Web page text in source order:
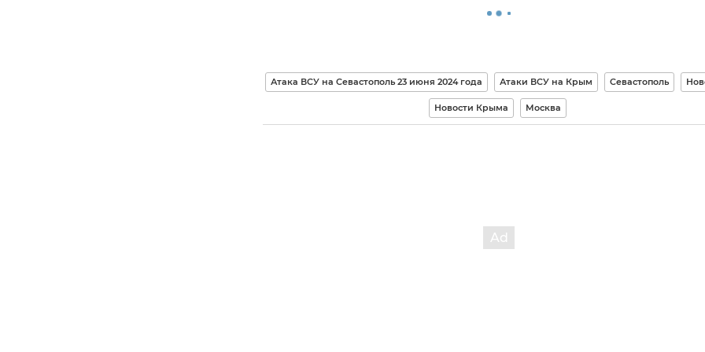
Атака ВСУ на Севастополь 23 июня 2024 года Атаки ВСУ на Крым Севастополь
Новости Крыма Москва